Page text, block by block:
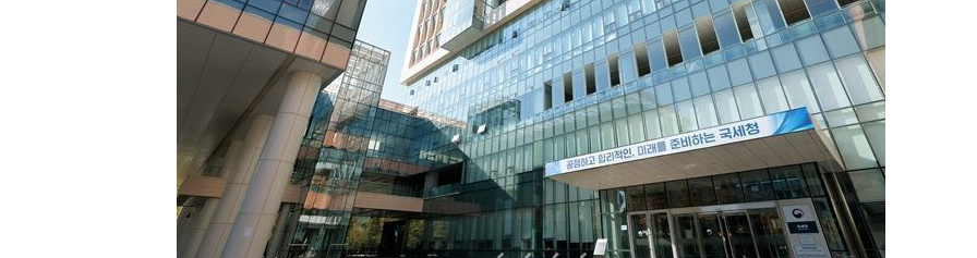
3
李, '개미 반발'에 'ISA 개편
민의힘 "'남 탓 쇼' 멈춰라"
4
부산 앞바다에 기름 유출한 러
선…해경 적발
5
호르무즈 뒤흔드는 이란 강경
도 또 뒤집힌다”